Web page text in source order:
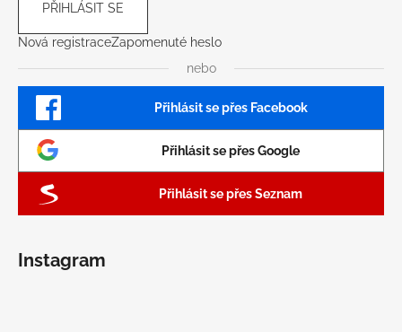
PŘIHLÁSIT SE
Nová registraceZapomenuté heslo
nebo
Přihlásit se přes Facebook
Přihlásit se přes Google
Přihlásit se přes Seznam
Instagram